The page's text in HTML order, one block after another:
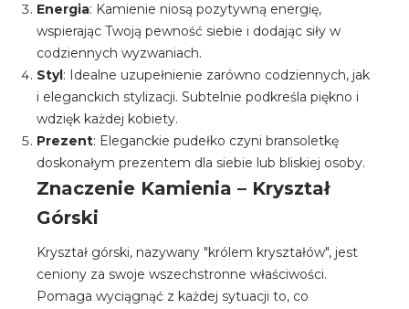
Energia: Kamienie niosą pozytywną energię,
wspierając Twoją pewność siebie i dodając siły w
codziennych wyzwaniach.
Styl: Idealne uzupełnienie zarówno codziennych, jak
i eleganckich stylizacji. Subtelnie podkreśla piękno i
wdzięk każdej kobiety.
Prezent: Eleganckie pudełko czyni bransoletkę
doskonałym prezentem dla siebie lub bliskiej osoby.
Znaczenie Kamienia – Kryształ
Górski
Kryształ górski, nazywany "królem kryształów", jest
ceniony za swoje wszechstronne właściwości.
Pomaga wyciągnąć z każdej sytuacji to, co